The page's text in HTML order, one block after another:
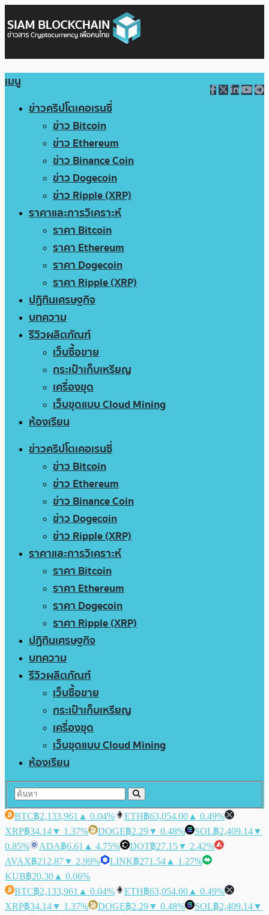
เมนู
ข่าวคริปโตเคอเรนซี่
ข่าว Bitcoin
ข่าว Ethereum
ข่าว Binance Coin
ข่าว Dogecoin
ข่าว Ripple (XRP)
ราคาและการวิเคราะห์
ราคา Bitcoin
ราคา Ethereum
ราคา Dogecoin
ราคา Ripple (XRP)
ปฏิทินเศรษฐกิจ
บทความ
รีวิวผลิตภัณฑ์
เว็บซื้อขาย
กระเป๋าเก็บเหรียญ
เครื่องขุด
เว็บขุดแบบ Cloud Mining
ห้องเรียน
ข่าวคริปโตเคอเรนซี่
ข่าว Bitcoin
ข่าว Ethereum
ข่าว Binance Coin
ข่าว Dogecoin
ข่าว Ripple (XRP)
ราคาและการวิเคราะห์
ราคา Bitcoin
ราคา Ethereum
ราคา Dogecoin
ราคา Ripple (XRP)
ปฏิทินเศรษฐกิจ
บทความ
รีวิวผลิตภัณฑ์
เว็บซื้อขาย
กระเป๋าเก็บเหรียญ
เครื่องขุด
เว็บขุดแบบ Cloud Mining
ห้องเรียน
BTC฿2,133,961 ▲ 0.04% ETH฿63,054.00 ▲ 0.49%
XRP฿34.14▼ 1.37% DOGE฿2.29▼ 0.48% SOL฿2,409.14▼
0.85%
ADA฿6.61 ▲ 4.75% DOT฿27.15▼ 2.42%
AVAX฿212.87▼ 2.99% LINK฿271.54 ▲ 1.27%
KUB฿20.30 ▲ 0.06%
BTC฿2,133,961 ▲ 0.04% ETH฿63,054.00 ▲ 0.49%
XRP฿34.14▼ 1.37% DOGE฿2.29▼ 0.48% SOL฿2,409.14▼